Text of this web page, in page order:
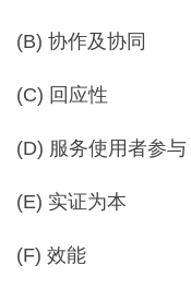
(B) 协作及协同
(C) 回应性
(D) 服务使用者参与
(E) 实证为本
(F) 效能